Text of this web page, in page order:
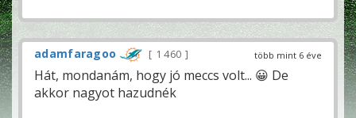
több mint 6 éve
adamfaragoo 1 460
Hát, mondanám, hogy jó meccs volt... 😀 De
akkor nagyot hazudnék